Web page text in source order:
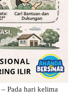
– Pada hari kelima